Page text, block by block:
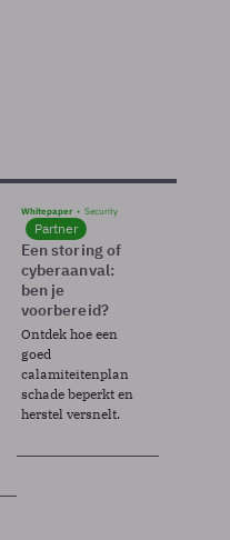
Whitepaper Security
Partner
Een storing of
cyberaanval:
ben je
voorbereid?
Ontdek hoe een
goed
calamiteitenplan
schade beperkt en
herstel versnelt.